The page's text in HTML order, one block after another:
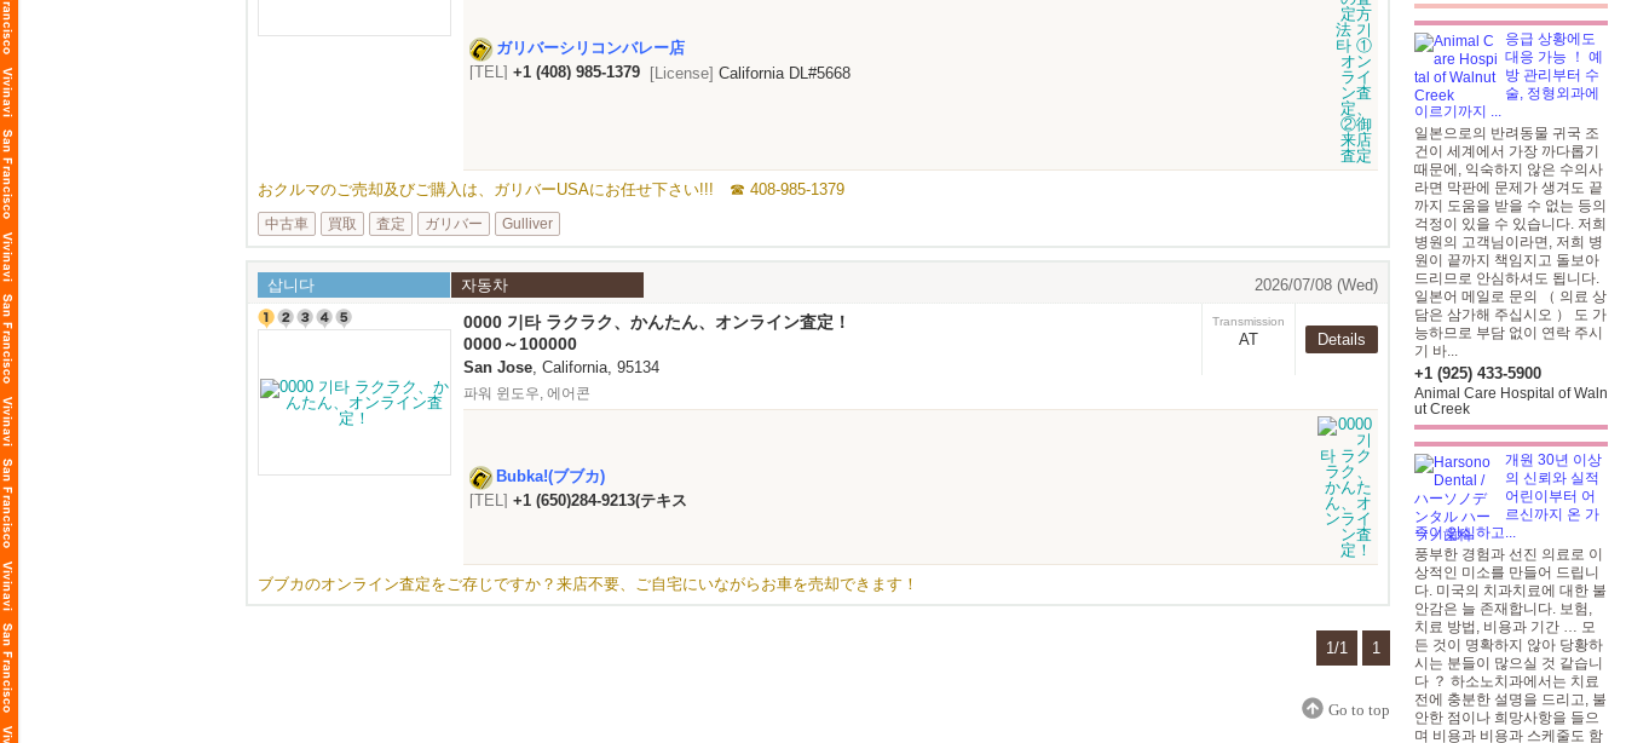
ガリバーシリコンバレー店
[TEL] +1 (408) 985-1379 [License] California DL#5668
おクルマのご売却及びご購入は、ガリバーUSAにお任せ下さい!!! ☎ 408-985-1379
中古車 買取 査定 ガリバー Gulliver
삽니다 자동차 2026/07/08 (Wed)
0000 기타 ラクラク、かんたん、オンライン査定！
0000～100000
San Jose, California, 95134
Transmission
AT Details
파워 윈도우, 에어콘
Bubka!(ブブカ)
[TEL] +1 (650)284-9213(テキス
ブブカのオンライン査定をご存じですか？来店不要、ご自宅にいながらお車を売却できます！
1/1 1
Go to top
응급 상황에도
대응 가능 ！ 예
방 관리부터 수
술, 정형외과에
이르기까지 ...
일본으로의 반려동물 귀국 조
건이 세계에서 가장 까다롭기
때문에, 익숙하지 않은 수의사
라면 막판에 문제가 생겨도 끝
까지 도움을 받을 수 없는 등의
걱정이 있을 수 있습니다. 저희
병원의 고객님이라면, 저희 병
원이 끝까지 책임지고 돌보아
드리므로 안심하셔도 됩니다.
일본어 메일로 문의 （ 의료 상
담은 삼가해 주십시오 ） 도 가
능하므로 부담 없이 연락 주시
기 바...
+1 (925) 433-5900
Animal Care Hospital of Waln
ut Creek
개원 30년 이상
의 신뢰와 실적
어린이부터 어
르신까지 온 가
족이 안심하고...
풍부한 경험과 선진 의료로 이
상적인 미소를 만들어 드립니
다. 미국의 치과치료에 대한 불
안감은 늘 존재합니다. 보험,
치료 방법, 비용과 기간 … 모
든 것이 명확하지 않아 당황하
시는 분들이 많으실 것 같습니
다 ？ 하소노치과에서는 치료
전에 충분한 설명을 드리고, 불
안한 점이나 희망사항을 들으
며 비용과 비용과 스케줄도 함